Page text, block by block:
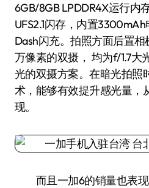
6GB/8GB LPDDR4X运行内
UFS2.1闪存，内置
Dash闪充。拍照方面后置
万像素的双摄， 均为f/1.7大
光的双摄方案。在暗光拍照
术，能够有效提升感光量，
现。
而且一加6的销量也表现